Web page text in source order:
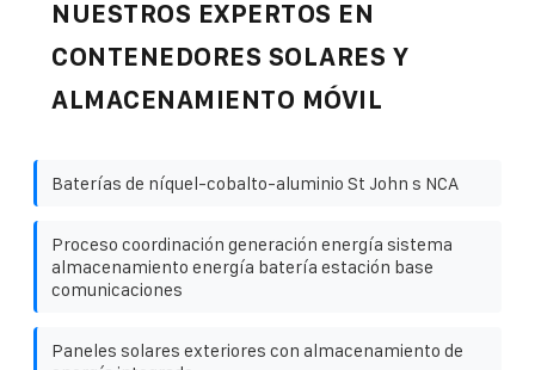
NUESTROS EXPERTOS EN
CONTENEDORES SOLARES Y
ALMACENAMIENTO MÓVIL
Baterías de níquel-cobalto-aluminio St John s NCA
Proceso coordinación generación energía sistema
almacenamiento energía batería estación base
comunicaciones
Paneles solares exteriores con almacenamiento de